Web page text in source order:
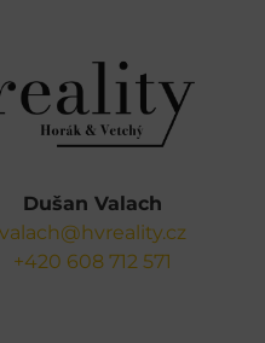
Dušan Valach
+420 608 712 571